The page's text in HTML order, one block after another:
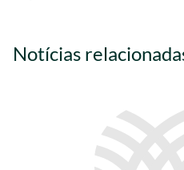
Notícias